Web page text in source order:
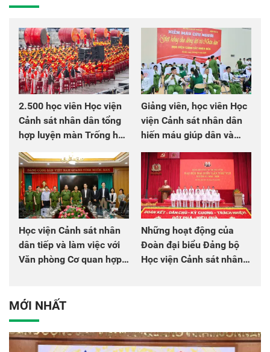
2.500 học viên Học viện
Cảnh sát nhân dân tổng
hợp luyện màn Trống hội
chào mừng Đại hội Đảng
Giảng viên, học viên Học
viện Cảnh sát nhân dân
hiến máu giúp dân và
đồng đội
Học viện Cảnh sát nhân
dân tiếp và làm việc với
Văn phòng Cơ quan hợp
Những hoạt động của
Đoàn đại biểu Đảng bộ
Học viện Cảnh sát nhân
MỚI NHẤT